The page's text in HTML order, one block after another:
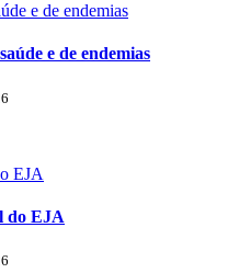
e de endemias
e de endemias
EJA
do EJA